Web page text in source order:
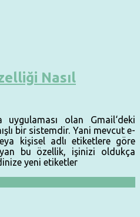
Nasıl
uygulaması olan Gmail‘deki
bir sistemdir. Yani mevcut e-
kişisel adlı etiketlere göre
bu özellik, işinizi oldukça
yeni etiketler